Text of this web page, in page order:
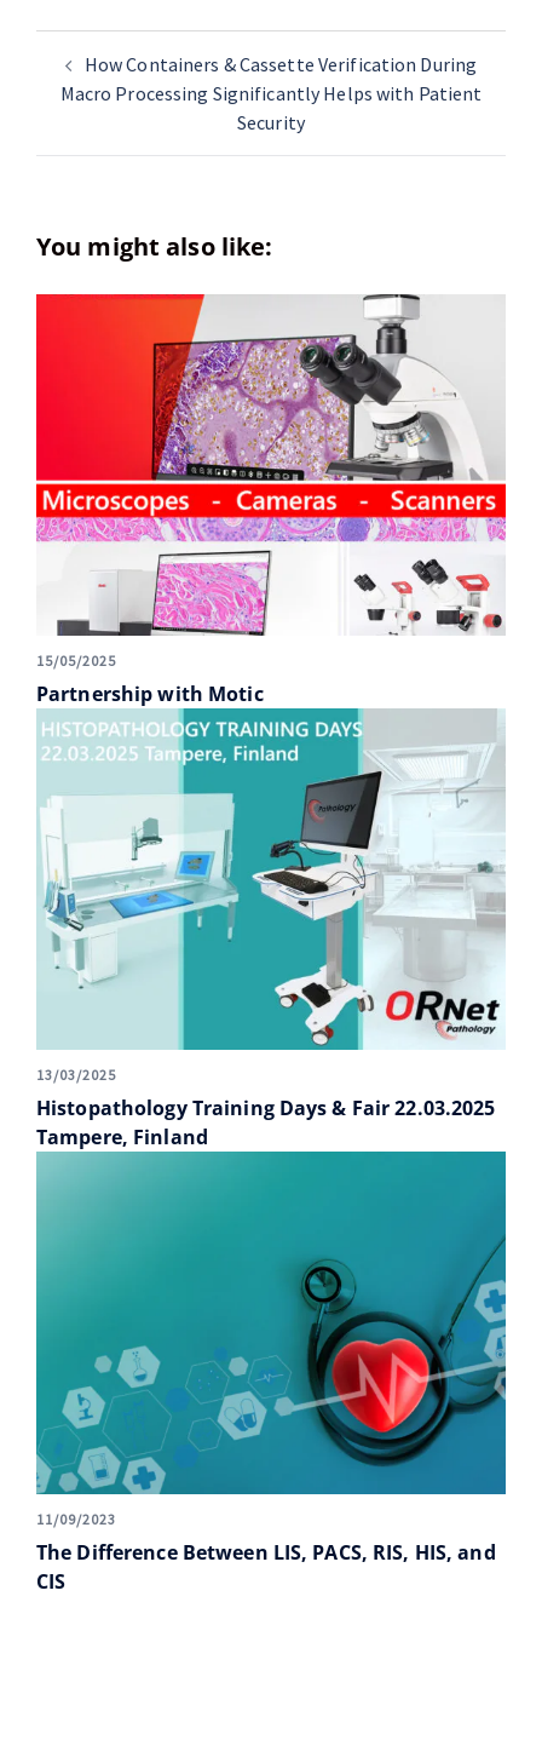
How Containers & Cassette Verification During
Macro Processing Significantly Helps with Patient
Security
You might also like:
15/05/2025
Partnership with Motic
13/03/2025
Histopathology Training Days & Fair 22.03.2025
Tampere, Finland
11/09/2023
The Difference Between LIS, PACS, RIS, HIS, and
CIS